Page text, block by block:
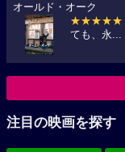
オールド・オーク
★★★★★
ても、永...
注目の映画を探す